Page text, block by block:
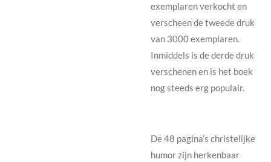
exemplaren verkocht en
verscheen de tweede druk
van 3000 exemplaren.
Inmiddels is de derde druk
verschenen en is het boek
nog steeds erg populair.
De 48 pagina’s christelijke
humor zijn herkenbaar